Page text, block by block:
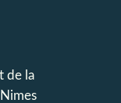
de la